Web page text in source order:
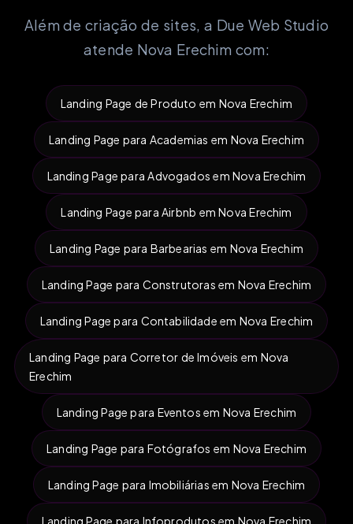
Além de criação de sites, a Due Web Studio
atende Nova Erechim com:
Landing Page de Produto em Nova Erechim
Landing Page para Academias em Nova Erechim
Landing Page para Advogados em Nova Erechim
Landing Page para Airbnb em Nova Erechim
Landing Page para Barbearias em Nova Erechim
Landing Page para Construtoras em Nova Erechim
Landing Page para Contabilidade em Nova Erechim
Landing Page para Corretor de Imóveis em Nova
Erechim
Landing Page para Eventos em Nova Erechim
Landing Page para Fotógrafos em Nova Erechim
Landing Page para Imobiliárias em Nova Erechim
Landing Page para Infoprodutos em Nova Erechim